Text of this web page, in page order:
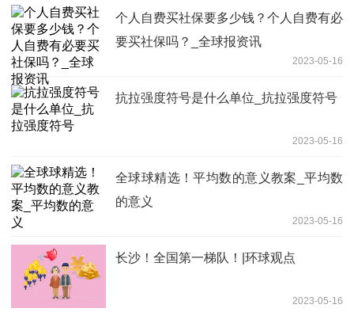
个人自费买社保要多少钱？个人自费有必
要买社保吗？_全球报资讯
2023-05-16
抗拉强度符号是什么单位_抗拉强度符号
2023-05-16
全球球精选！平均数的意义教案_平均数
的意义
2023-05-16
长沙！全国第一梯队！|环球观点
2023-05-16